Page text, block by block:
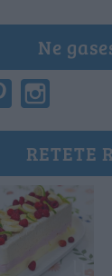
Ne
RETETE